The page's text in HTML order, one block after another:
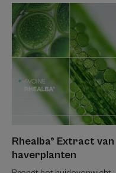
Rhealba® Extract van
haverplanten